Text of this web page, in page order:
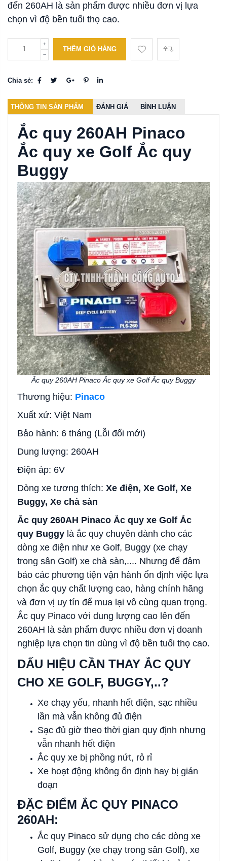
đến 260AH là sản phẩm được nhiều đơn vị lựa
chọn vì độ bền tuổi thọ cao.
THÊM GIỎ HÀNG
Chia sẻ:
THÔNG TIN SẢN PHẨM ĐÁNH GIÁ BÌNH LUẬN
Ắc quy 260AH Pinaco
Ắc quy xe Golf Ắc quy
Buggy
Ắc quy 260AH Pinaco Ắc quy xe Golf Ắc quy Buggy
Thương hiệu: Pinaco
Xuất xứ: Việt Nam
Bảo hành: 6 tháng (Lỗi đổi mới)
Dung lượng: 260AH
Điện áp: 6V
Dòng xe tương thích: Xe điện, Xe Golf, Xe
Buggy, Xe chà sàn
Ắc quy 260AH Pinaco Ắc quy xe Golf Ắc
quy Buggy là ắc quy chuyên dành cho các
dòng xe điện như xe Golf, Buggy (xe chạy
trong sân Golf) xe chà sàn,.... Nhưng để đảm
bảo các phương tiện vận hành ổn định việc lựa
chọn ắc quy chất lượng cao, hàng chính hãng
và đơn vị uy tín để mua lại vô cùng quan trọng.
Ắc quy Pinaco với dung lượng cao lên đến
260AH là sản phẩm được nhiều đơn vị doanh
nghiệp lựa chọn tin dùng vì độ bền tuổi thọ cao.
DẤU HIỆU CẦN THAY ẮC QUY
CHO XE GOLF, BUGGY,..?
Xe chạy yếu, nhanh hết điện, sạc nhiều
lần mà vẫn không đủ điện
Sạc đủ giờ theo thời gian quy định nhưng
vẫn nhanh hết điện
Ắc quy xe bị phồng nứt, rỏ rỉ
Xe hoạt động không ổn định hay bị gián
đoạn
ĐẶC ĐIỂM ẮC QUY PINACO
260AH:
Ắc quy Pinaco sử dụng cho các dòng xe
Golf, Buggy (xe chạy trong sân Golf), xe